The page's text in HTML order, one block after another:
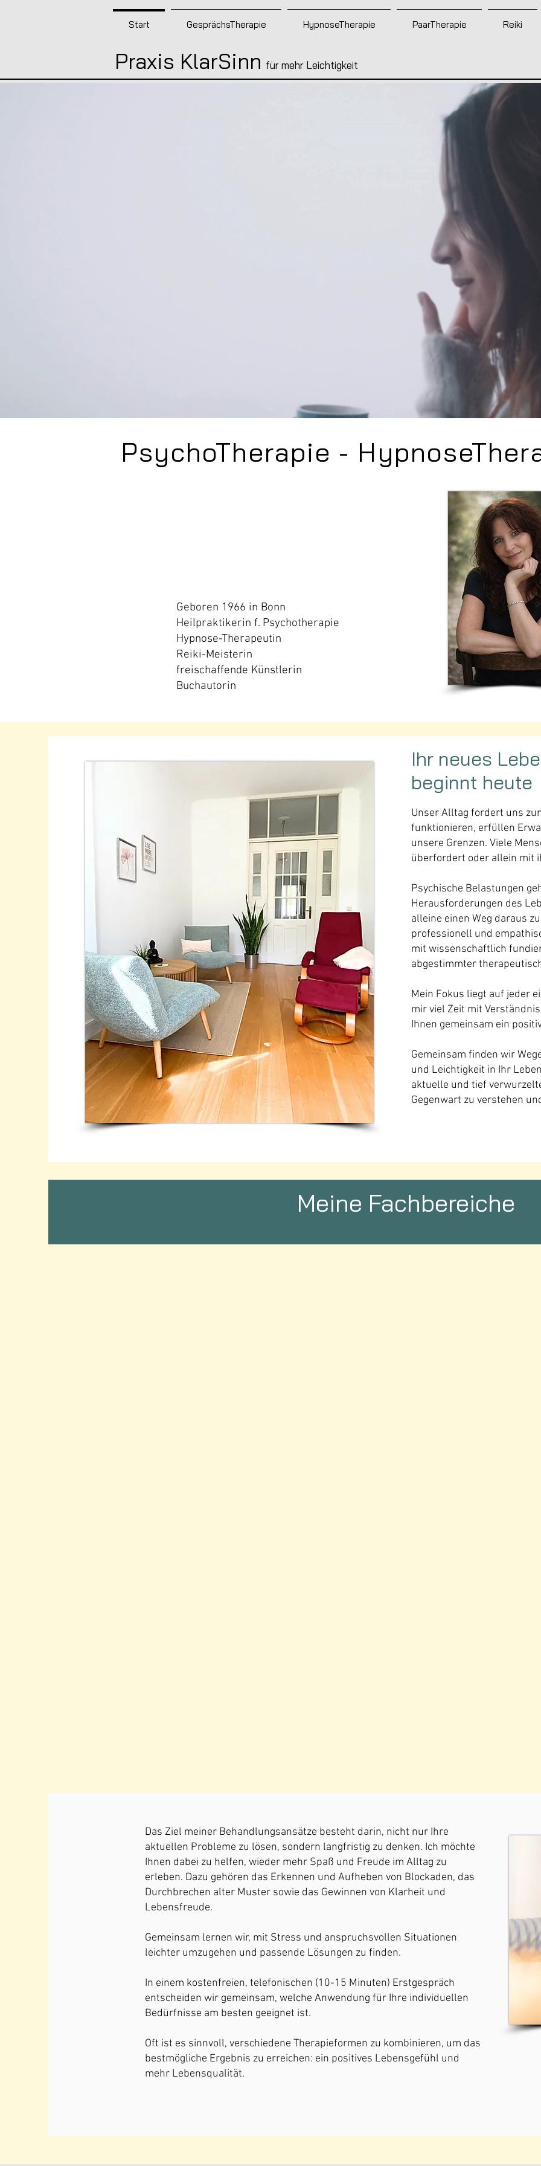
Start GesprächsTherapie HypnoseTherapie PaarTherapie Reiki
Praxis KlarSinn für mehr Leichtigkeit
PsychoTherapie -
Geboren 1966 in Bonn
Heilpraktikerin f. Psychotherapie
Hypnose-Therapeutin
Reiki-Meisterin
freischaffende Künstlerin
Buchautorin
Ihr neues
beginnt heute
Unser Alltag fordert uns
funktionieren, erfüllen
unsere Grenzen. Viele
überfordert oder allein mit
Psychische Belastungen
Herausforderungen des
alleine einen Weg daraus
professionell und
mit wissenschaftlich
abgestimmter
Mein Fokus liegt auf jeder
mir viel Zeit mit
Ihnen gemeinsam ein
Gemeinsam finden wir
und Leichtigkeit in Ihr
aktuelle und tief
Gegenwart zu verstehen
Meine Fachbereiche
Das Ziel meiner Behandlungsansätze besteht darin, nicht nur Ihre
aktuellen Probleme zu lösen, sondern langfristig zu denken. Ich möchte
Ihnen dabei zu helfen, wieder mehr Spaß und Freude im Alltag zu
erleben. Dazu gehören das Erkennen und Aufheben von Blockaden, das
Durchbrechen alter Muster sowie das Gewinnen von Klarheit und
Lebensfreude.
Gemeinsam lernen wir, mit Stress und anspruchsvollen Situationen
leichter umzugehen und passende Lösungen zu finden.
In einem kostenfreien, telefonischen (10-15 Minuten) Erstgespräch
entscheiden wir gemeinsam, welche Anwendung für Ihre individuellen
Bedürfnisse am besten geeignet ist.
Oft ist es sinnvoll, verschiedene Therapieformen zu kombinieren, um das
bestmögliche Ergebnis zu erreichen: ein positives Lebensgefühl und
mehr Lebensqualität.